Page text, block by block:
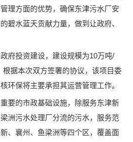
理方面的优势，确保东津污水厂安
碧水蓝天贡献力量，做到让政府、
府投资建设，建设规模为10万吨/
根据本次双方签署的协议，该项目委
环保将主要承担其运营管理工作。
要的市政基础设施，除服务东津新
洲污水处理厂分流的污水，服务范
、襄州、鱼梁洲等四个区，覆盖面